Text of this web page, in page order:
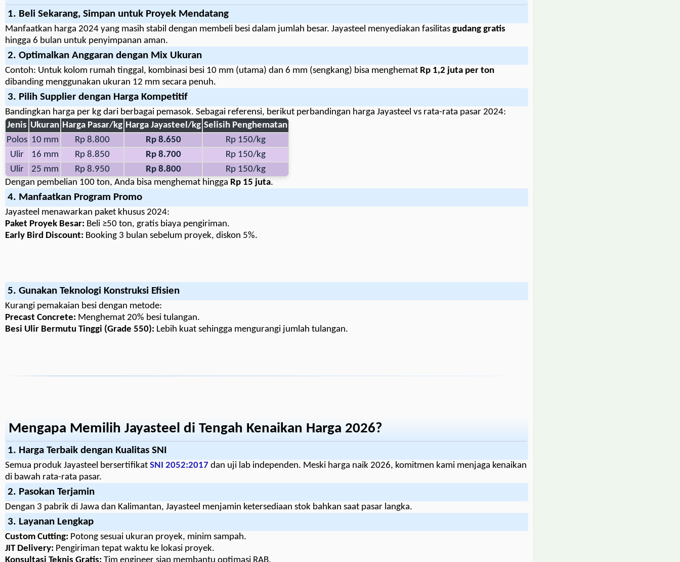
1. Beli Sekarang, Simpan untuk Proyek Mendatang
Manfaatkan harga 2024 yang masih stabil dengan membeli besi dalam jumlah besar. Jayasteel menyediakan fasilitas gudang gratis
hingga 6 bulan untuk penyimpanan aman.
2. Optimalkan Anggaran dengan Mix Ukuran
Contoh: Untuk kolom rumah tinggal, kombinasi besi 10 mm (utama) dan 6 mm (sengkang) bisa menghemat Rp 1,2 juta per ton
dibanding menggunakan ukuran 12 mm secara penuh.
3. Pilih Supplier dengan Harga Kompetitif
Bandingkan harga per kg dari berbagai pemasok. Sebagai referensi, berikut perbandingan harga Jayasteel vs rata-rata pasar 2024:
Jenis Ukuran Harga Pasar/kg Harga Jayasteel/kg Selisih Penghematan
Polos 10 mm Rp 8.800 Rp 8.650
Rp 150/kg
Ulir
16 mm Rp 8.850 Rp 8.700
Rp 150/kg
Ulir
25 mm Rp 8.950 Rp 8.800
Rp 150/kg
Dengan pembelian 100 ton, Anda bisa menghemat hingga Rp 15 juta.
4. Manfaatkan Program Promo
Jayasteel menawarkan paket khusus 2024:
Paket Proyek Besar: Beli ≥50 ton, gratis biaya pengiriman.
Early Bird Discount: Booking 3 bulan sebelum proyek, diskon 5%.
5. Gunakan Teknologi Konstruksi Efisien
Kurangi pemakaian besi dengan metode:
Precast Concrete: Menghemat 20% besi tulangan.
Besi Ulir Bermutu Tinggi (Grade 550): Lebih kuat sehingga mengurangi jumlah tulangan.
Mengapa Memilih Jayasteel di Tengah Kenaikan Harga 2026?
1. Harga Terbaik dengan Kualitas SNI
Semua produk Jayasteel bersertifikat SNI 2052:2017 dan uji lab independen. Meski harga naik 2026, komitmen kami menjaga kenaikan
di bawah rata-rata pasar.
2. Pasokan Terjamin
Dengan 3 pabrik di Jawa dan Kalimantan, Jayasteel menjamin ketersediaan stok bahkan saat pasar langka.
3. Layanan Lengkap
Custom Cutting: Potong sesuai ukuran proyek, minim sampah.
JIT Delivery: Pengiriman tepat waktu ke lokasi proyek.